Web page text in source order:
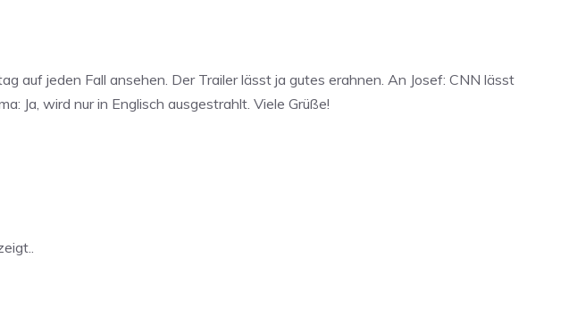
auf jeden Fall ansehen. Der Trailer lässt ja gutes erahnen. An Josef: CNN lässt
Ja, wird nur in Englisch ausgestrahlt. Viele Grüße!